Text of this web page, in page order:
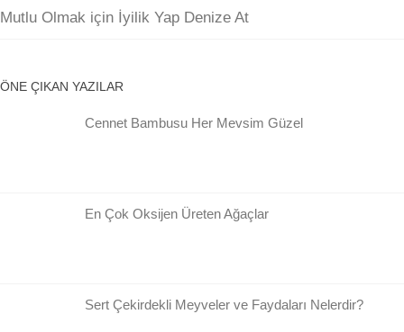
Mutlu Olmak için İyilik Yap Denize At
ÖNE ÇIKAN YAZILAR
Cennet Bambusu Her Mevsim Güzel
En Çok Oksijen Üreten Ağaçlar
Sert Çekirdekli Meyveler ve Faydaları Nelerdir?